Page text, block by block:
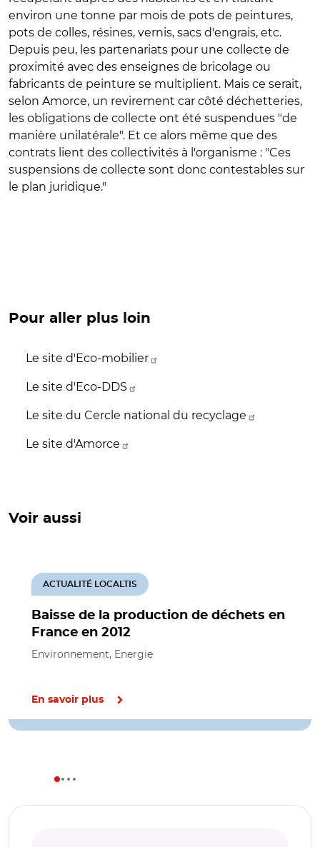
environ une tonne par mois de pots de peintures,
pots de colles, résines, vernis, sacs d'engrais, etc.
Depuis peu, les partenariats pour une collecte de
proximité avec des enseignes de bricolage ou
fabricants de peinture se multiplient. Mais ce serait,
selon Amorce, un revirement car côté déchetteries,
les obligations de collecte ont été suspendues "de
manière unilatérale". Et ce alors même que des
contrats lient des collectivités à l'organisme : "Ces
suspensions de collecte sont donc contestables sur
le plan juridique."
Pour aller plus loin
Le site d'Eco-mobilier
Le site d'Eco-DDS
Le site du Cercle national du recyclage
Le site d'Amorce
Voir aussi
Baisse de la production de déchets en
France en 2012
ACTUALITÉ LOCALTIS
Environnement, Energie
En savoir plus